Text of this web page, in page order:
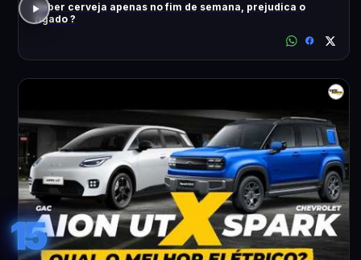
Beber cerveja apenas no fim de semana, prejudica o
fígado ?
15